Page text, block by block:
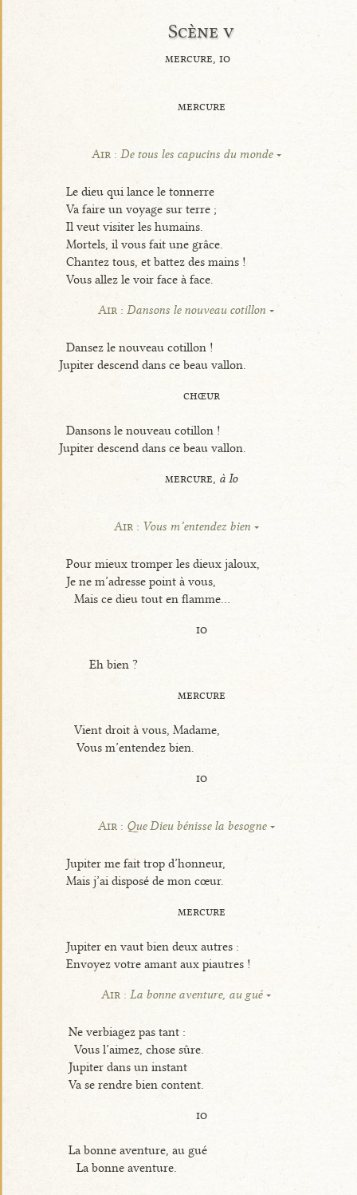
Scène v
mercure, io
mercure
Air : De tous les capucins du monde
Le dieu qui lance le tonnerre
Va faire un voyage sur terre ;
Il veut visiter les humains.
Mortels, il vous fait une grâce.
Chantez tous, et battez des mains !
Vous allez le voir face à face.
Air :Dansons le nouveau cotillon
Dansez le nouveau cotillon !
Jupiter descend dans ce beau vallon.
chœur
Dansons le nouveau cotillon !
Jupiter descend dans ce beau vallon.
mercure, à Io
Air : Vous m’entendez bien
Pour mieux tromper les dieux jaloux,
Je ne m’adresse point à vous,
Mais ce dieu tout en flamme...
io
Eh bien ?
mercure
Vient droit à vous, Madame,
Vous m’entendez bien.
io
Air : Que Dieu bénisse la besogne
Jupiter me fait trop d’honneur,
Mais j’ai disposé de mon cœur.
mercure
Jupiter en vaut bien deux autres :
Envoyez votre amant aux piautres !
Air : La bonne aventure, au gué
Ne verbiagez pas tant :
Vous l’aimez, chose sûre.
Jupiter dans un instant
Va se rendre bien content.
io
La bonne aventure, au gué
La bonne aventure.